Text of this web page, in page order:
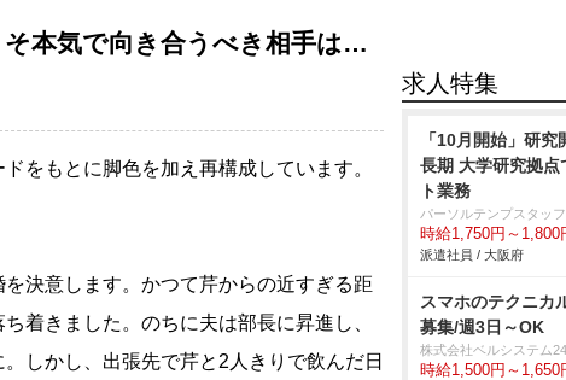
本気で向き合うべき相手は…
をもとに脚色を加え再構成しています。
決意します。かつて芹からの近すぎる距
着きました。のちに夫は部長に昇進し、
しかし、出張先で芹と2人きりで飲んだ日
求人特集
「10月開始」研究
長期 大学研究拠
ト業務
パーソルテンプスタッ
時給1,750円～1,800
派遣社員 / 大阪府
スマホのテクニカ
募集/週3日～OK
株式会社ベルシステム24
時給1,500円～1,650